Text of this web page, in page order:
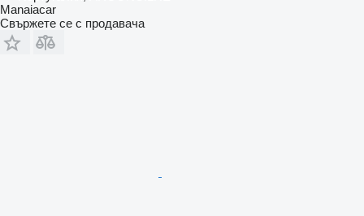
Manaiacar
Свържете се с продавача